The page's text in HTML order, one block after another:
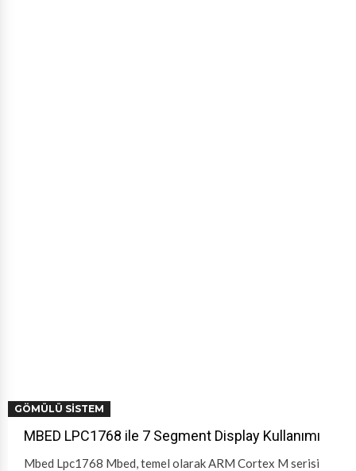
GÖMÜLÜ SISTEM
MBED LPC1768 ile 7 Segment Display Kullanımı
Mbed Lpc1768 Mbed, temel olarak ARM Cortex M serisi